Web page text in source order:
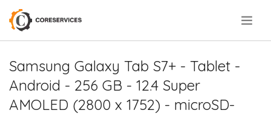
Samsung Galaxy Tab S7+ - Tablet -
Android - 256 GB - 12.4 Super
AMOLED (2800 x 1752) - microSD-